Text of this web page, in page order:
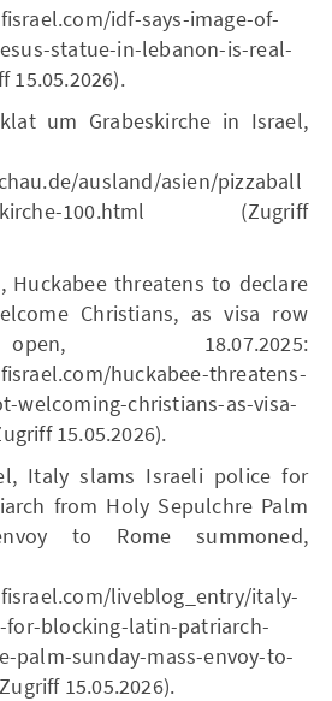
idf-says-image-of-
statue-in-lebanon-is-real-
15.05.2026).
um Grabeskirche in Israel,
ausland/asien/pizzaball
100.html (Zugriff
Huckabee threatens to declare
Christians, as visa row
18.07.2025:
huckabee-threatens-
welcoming-christians-as-visa-
15.05.2026).
Italy slams Israeli police for
from Holy Sepulchre Palm
to Rome summoned,
liveblog_entry/italy-
for-blocking-latin-patriarch-
palm-sunday-mass-envoy-to-
15.05.2026).